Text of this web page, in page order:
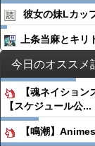
彼女の妹Lカッ
上条当麻とキ
今日のオススメ
【魂ネイショ
【スケジュール公...
【鳴潮】